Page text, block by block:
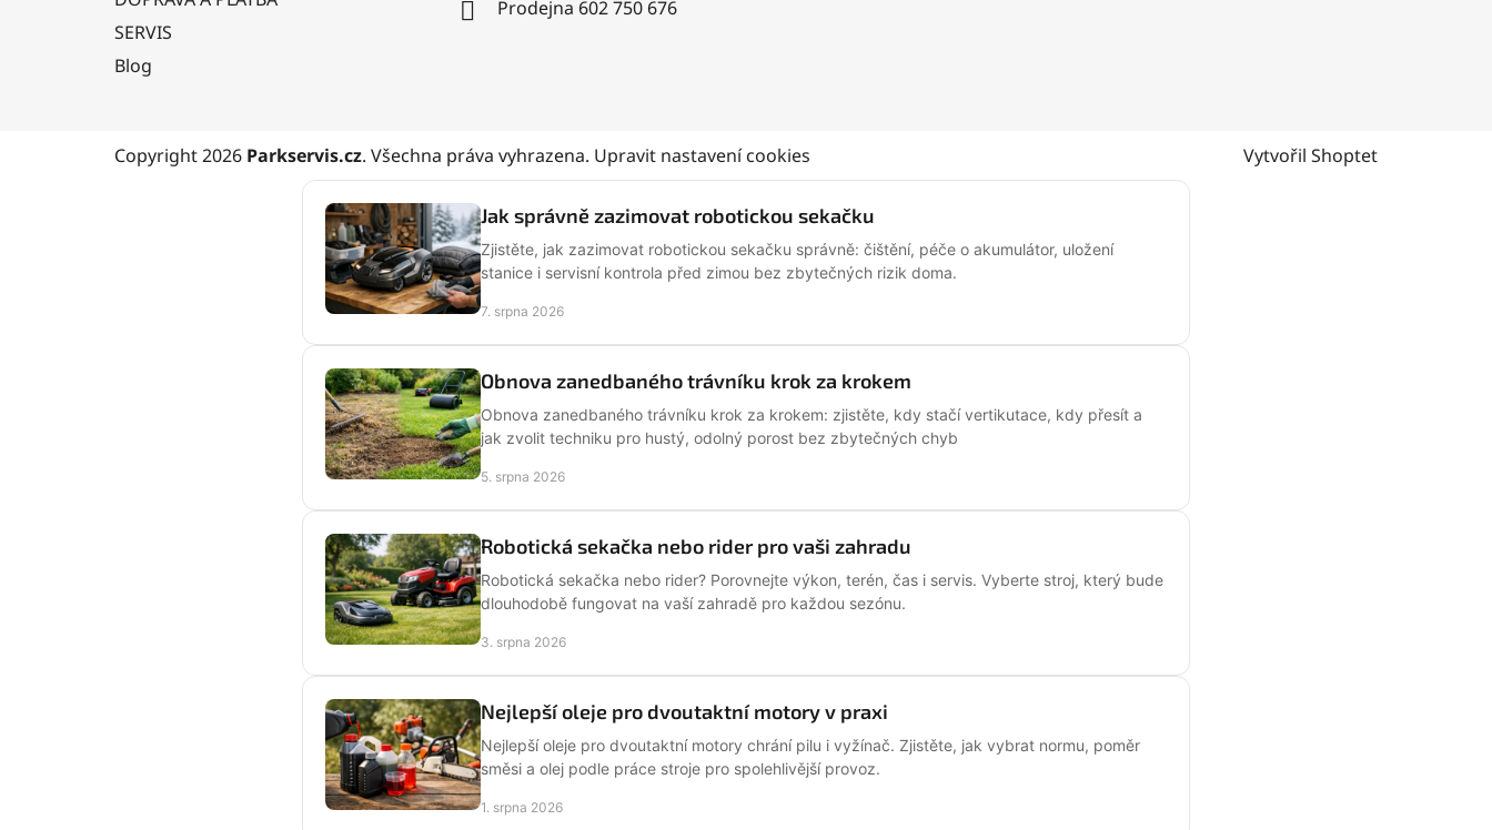
SERVIS
Blog
Prodejna 602 750 676
Vytvořil Shoptet
Copyright 2026 Parkservis.cz. Všechna práva vyhrazena. Upravit nastavení cookies
Jak správně zazimovat robotickou sekačku
Zjistěte, jak zazimovat robotickou sekačku správně: čištění, péče o akumulátor, uložení
stanice i servisní kontrola před zimou bez zbytečných rizik doma.
7. srpna 2026
Obnova zanedbaného trávníku krok za krokem
Obnova zanedbaného trávníku krok za krokem: zjistěte, kdy stačí vertikutace, kdy přesít a
jak zvolit techniku pro hustý, odolný porost bez zbytečných chyb
5. srpna 2026
Robotická sekačka nebo rider pro vaši zahradu
Robotická sekačka nebo rider? Porovnejte výkon, terén, čas i servis. Vyberte stroj, který bude
dlouhodobě fungovat na vaší zahradě pro každou sezónu.
3. srpna 2026
Nejlepší oleje pro dvoutaktní motory v praxi
Nejlepší oleje pro dvoutaktní motory chrání pilu i vyžínač. Zjistěte, jak vybrat normu, poměr
směsi a olej podle práce stroje pro spolehlivější provoz.
1. srpna 2026